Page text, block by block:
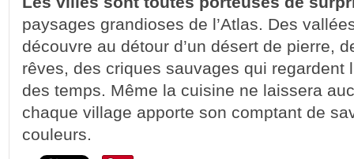
paysages grandioses de l’Atlas. Des
découvre au détour d’un désert de pierre,
rêves, des criques sauvages qui regardent
des temps. Même la cuisine ne laissera
chaque village apporte son comptant de
couleurs.